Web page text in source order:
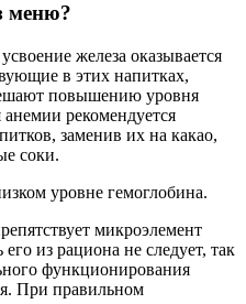
меню?
железа оказывается
в этих напитках,
повышению уровня
рекомендуется
заменив их на какао,
соки.
уровне гемоглобина.
микроэлемент
из рациона не следует, так
функционирования
При правильном